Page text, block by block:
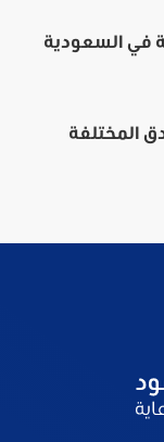
في السعودية
المختلفة